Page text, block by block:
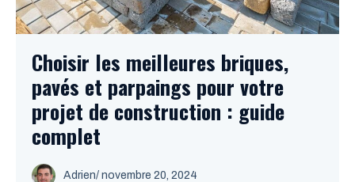
Choisir les meilleures briques,
pavés et parpaings pour votre
projet de construction : guide
complet
Adrien/ novembre 20, 2024